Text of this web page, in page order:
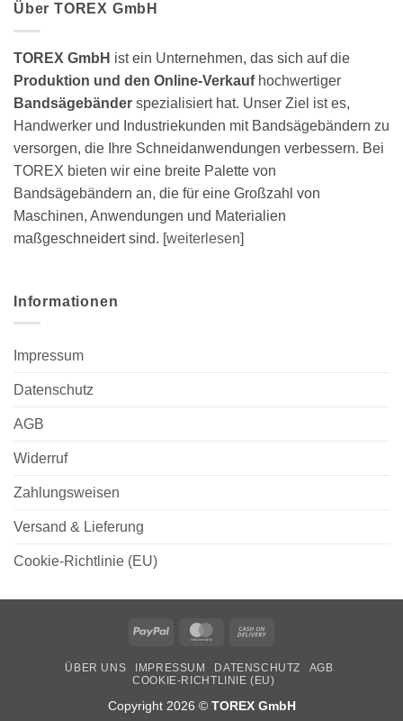
Über TOREX GmbH
TOREX GmbH ist ein Unternehmen, das sich auf die
Produktion und den Online-Verkaufhochwertiger
Bandsägebänder spezialisiert hat. Unser Ziel ist es,
Handwerker und Industriekunden mit Bandsägebändern zu
versorgen, die Ihre Schneidanwendungen verbessern. Bei
TOREX bieten wir eine breite Palette von
Bandsägebändern an, die für eine Großzahl von
Maschinen, Anwendungen und Materialien
maßgeschneidert sind. [weiterlesen]
Informationen
Impressum
Datenschutz
AGB
Widerruf
Zahlungsweisen
Versand & Lieferung
Cookie-Richtlinie (EU)
PayPal MasterCard
Delivery
ÜBER UNS IMPRESSUM DATENSCHUTZ
AGB
COOKIE-RICHTLINIE (EU)
Copyright 2026 © TOREX GmbH